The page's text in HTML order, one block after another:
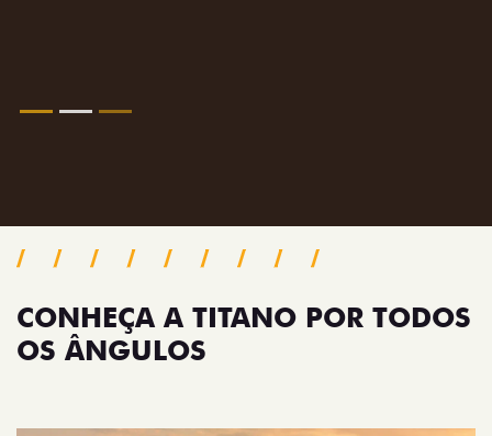
CONHEÇA A TITANO POR TODOS
OS ÂNGULOS